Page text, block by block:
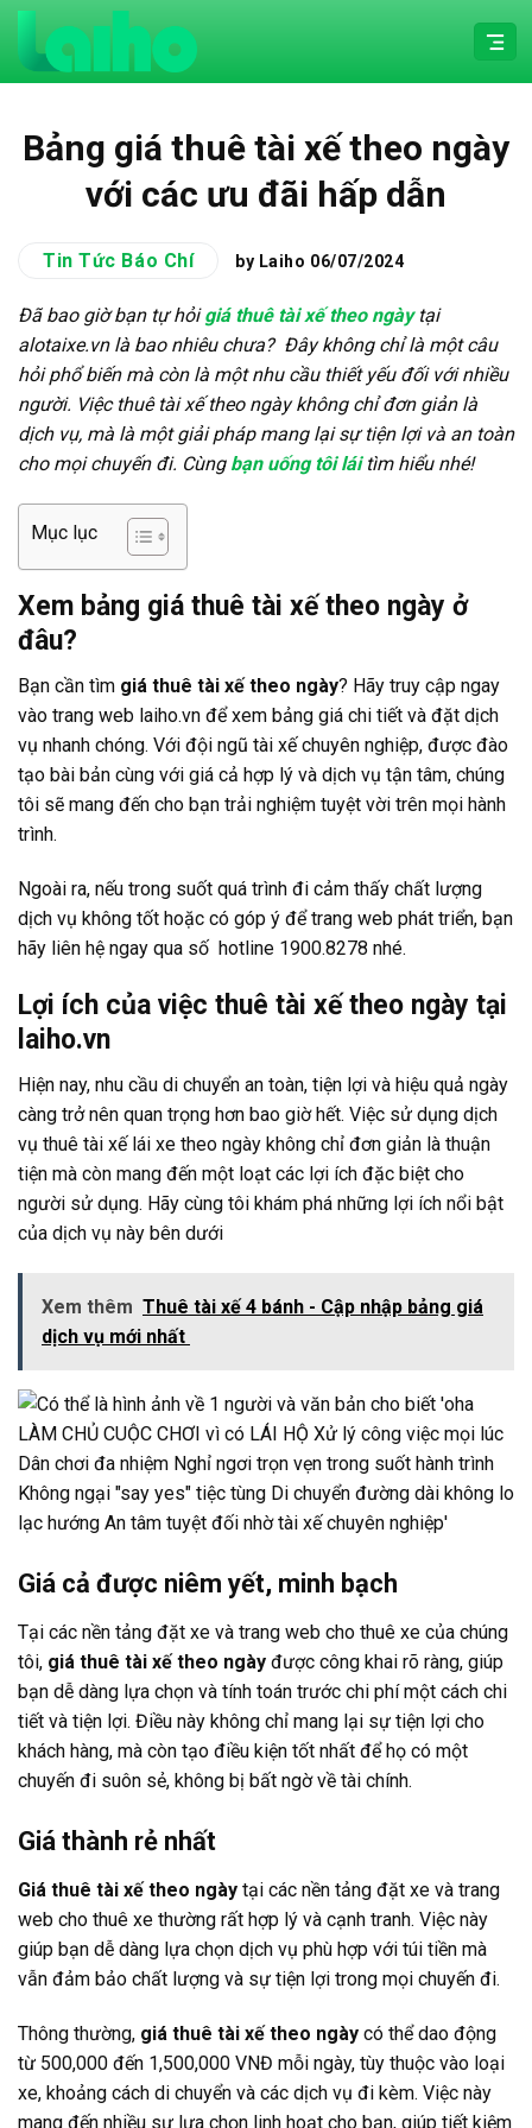
Chuyển
nội
Bảng giá thuê tài xế theo ngày
với các ưu đãi hấp dẫn
Tin Tức Báo Chí by Laiho 06/07/2024
Đã bao giờ bạn tự hỏigiá thuê tài xế theo ngàytại
alotaixe.vn là bao nhiêu chưa? Đây không chỉ là một câu
hỏi phổ biến mà còn là một nhu cầu thiết yếu đối với nhiều
người. Việc thuê tài xế theo ngày không chỉ đơn giản là
dịch vụ, mà là một giải pháp mang lại sự tiện lợi và an toàn
cho mọi chuyến đi. Cùng bạn uống tôi láitìm hiểu nhé!
Mục lục
Xem bảng giá thuê tài xế theo ngày ở
đâu?
Bạn cần tìm giá thuê tài xế theo ngày? Hãy truy cập ngay
vào trang web laiho.vn để xem bảng giá chi tiết và đặt dịch
vụ nhanh chóng. Với đội ngũ tài xế chuyên nghiệp, được đào
tạo bài bản cùng với giá cả hợp lý và dịch vụ tận tâm, chúng
tôi sẽ mang đến cho bạn trải nghiệm tuyệt vời trên mọi hành
trình.
Ngoài ra, nếu trong suốt quá trình đi cảm thấy chất lượng
dịch vụ không tốt hoặc có góp ý để trang web phát triển, bạn
hãy liên hệ ngay qua số hotline 1900.8278 nhé.
Lợi ích của việc thuê tài xế theo ngày tại
laiho.vn
Hiện nay, nhu cầu di chuyển an toàn, tiện lợi và hiệu quả ngày
càng trở nên quan trọng hơn bao giờ hết. Việc sử dụng dịch
vụ thuê tài xế lái xe theo ngày không chỉ đơn giản là thuận
tiện mà còn mang đến một loạt các lợi ích đặc biệt cho
người sử dụng. Hãy cùng tôi khám phá những lợi ích nổi bật
của dịch vụ này bên dưới
Xem thêm Thuê tài xế 4 bánh - Cập nhập bảng giá
dịch vụ mới nhất
Giá cả được niêm yết, minh bạch
Tại các nền tảng đặt xe và trang web cho thuê xe của chúng
tôi, giá thuê tài xế theo ngày được công khai rõ ràng, giúp
bạn dễ dàng lựa chọn và tính toán trước chi phí một cách chi
tiết và tiện lợi. Điều này không chỉ mang lại sự tiện lợi cho
khách hàng, mà còn tạo điều kiện tốt nhất để họ có một
chuyến đi suôn sẻ, không bị bất ngờ về tài chính.
Giá thành rẻ nhất
Giá thuê tài xế theo ngày tại các nền tảng đặt xe và trang
web cho thuê xe thường rất hợp lý và cạnh tranh. Việc này
giúp bạn dễ dàng lựa chọn dịch vụ phù hợp với túi tiền mà
vẫn đảm bảo chất lượng và sự tiện lợi trong mọi chuyến đi.
Thông thường, giá thuê tài xế theo ngày có thể dao động
từ 500,000 đến 1,500,000 VNĐ mỗi ngày, tùy thuộc vào loại
xe, khoảng cách di chuyển và các dịch vụ đi kèm. Việc này
mang đến nhiều sự lựa chọn linh hoạt cho bạn, giúp tiết kiệm